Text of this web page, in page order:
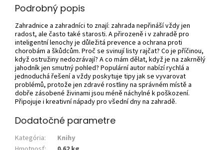
Podrobný popis
Zahradnice a zahradníci to znají: zahrada nepřináší vždy jen
radost, ale často také starosti. A přirozeně i v zahradě pro
inteligentní lenochy je důležitá prevence a ochrana proti
chorobám a škůdcům. Proč se svinují listy rajčat? Co je příčinou,
když ostružiny nedozrávají? A co mám dělat, když je na zakrnělý
jahodník jen smutný pohled? Populární autor nabízí rychlá a
jednoduchá řešení a vždy poskytuje tipy jak se vyvarovat
problémů, protože jen zdravé rostliny na správném místě a
dobře zásobené živinami jsou méně náchylné k poškození.
Připojuje i kreativní nápady pro všední dny na zahradě.
Dodatočné parametre
Kategória:
Knihy